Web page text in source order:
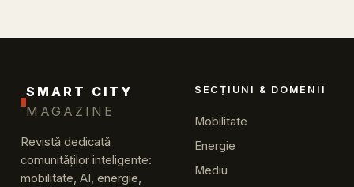
SMART CITY
MAGAZINE
Revistă dedicată
comunităților inteligente:
mobilitate, AI, energie,
SECȚIUNI & DOMENII
Mobilitate
Energie
Mediu